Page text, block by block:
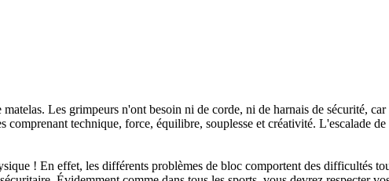
Les grimpeurs n'ont besoin ni de corde, ni de harnais de sécurité,
technique, force, équilibre, souplesse et créativité. L'escalade
! En effet, les différents problèmes de bloc comportent des difficultés